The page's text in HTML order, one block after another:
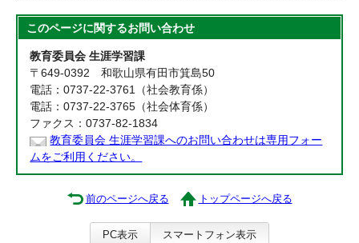
このページに関するお問い合わせ
教育委員会 生涯学習課
〒649-0392 和歌山県有田市箕島50
電話：0737-22-3761（社会教育係）
電話：0737-22-3765（社会体育係）
ファクス：0737-82-1834
教育委員会 生涯学習課へのお問い合わせは専用フォー
ムをご利用ください。
前のページへ戻る トップページへ戻る
PC表示 スマートフォン表示